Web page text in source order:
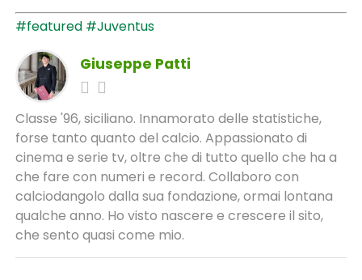
#featured #Juventus
Giuseppe Patti
Classe '96, siciliano. Innamorato delle statistiche,
forse tanto quanto del calcio. Appassionato di
cinema e serie tv, oltre che di tutto quello che ha a
che fare con numeri e record. Collaboro con
calciodangolo dalla sua fondazione, ormai lontana
qualche anno. Ho visto nascere e crescere il sito,
che sento quasi come mio.